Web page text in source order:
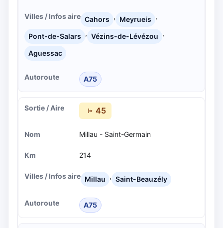
Cahors , Meyrueis ,
Pont-de-Salars , Vézins-de-Lévézou ,
Aguessac
A75
45
Millau - Saint-Germain
214
Millau , Saint-Beauzély
A75